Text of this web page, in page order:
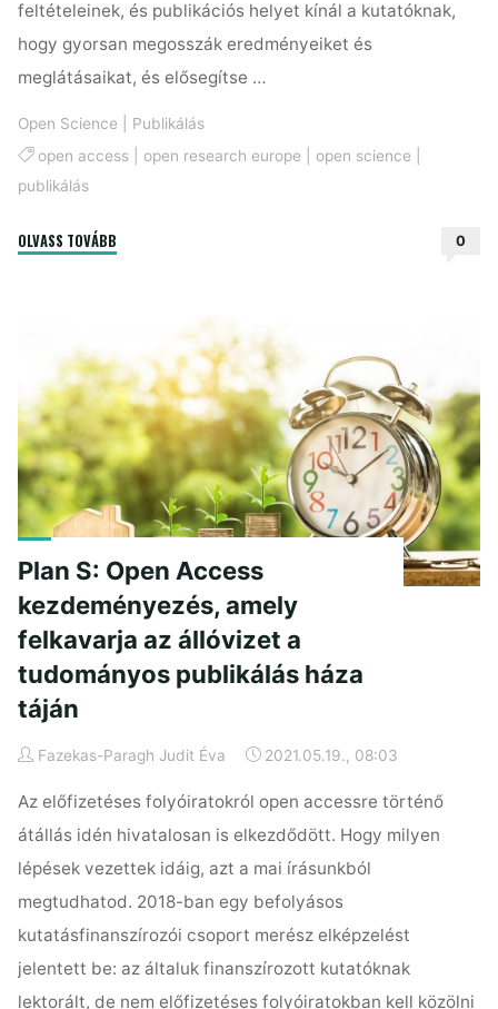
feltételeinek, és publikációs helyet kínál a kutatóknak,
hogy gyorsan megosszák eredményeiket és
meglátásaikat, és elősegítse …
Open Science
Publikálás
open access| open research europe open science
publikálás
OLVASS TOVÁBB
Europe
(ORE)
platformját"
0
Plan S: Open Access
kezdeményezés, amely
felkavarja az állóvizet a
tudományos publikálás háza
táján
Fazekas-Paragh Judit Éva 2021.05.19., 08:03
Az előfizetéses folyóiratokról open accessre történő
átállás idén hivatalosan is elkezdődött. Hogy milyen
lépések vezettek idáig, azt a mai írásunkból
megtudhatod. 2018-ban egy befolyásos
kutatásfinanszírozói csoport merész elképzelést
jelentett be: az általuk finanszírozott kutatóknak
lektorált, de nem előfizetéses folyóiratokban kell közölni